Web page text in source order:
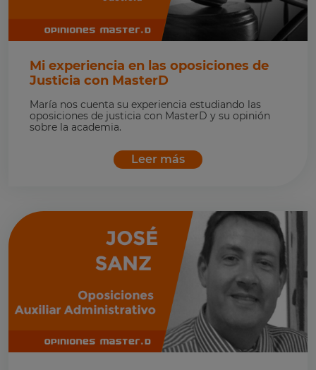
Mi experiencia en las oposiciones de
Justicia con MasterD
María nos cuenta su experiencia estudiando las
oposiciones de justicia con MasterD y su opinión
sobre la academia.
Leer más